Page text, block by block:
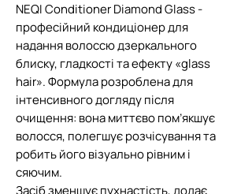
NEQI Conditioner Diamond Glass -
професійний кондиціонер для
надання волоссю дзеркального
блиску, гладкості та ефекту «glass
hair». Формула розроблена для
інтенсивного догляду після
очищення: вона миттєво пом’якшує
волосся, полегшує розчісування та
робить його візуально рівним і
сяючим.